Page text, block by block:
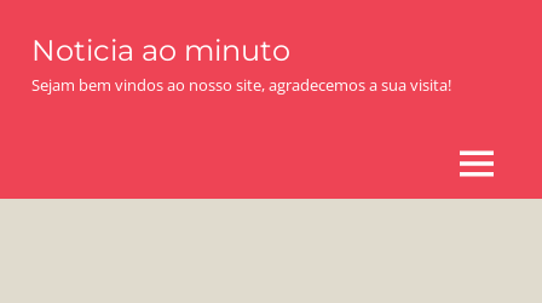
content
Noticia ao minuto
Sejam bem vindos ao nosso site, agradecemos a sua visita!
MENU